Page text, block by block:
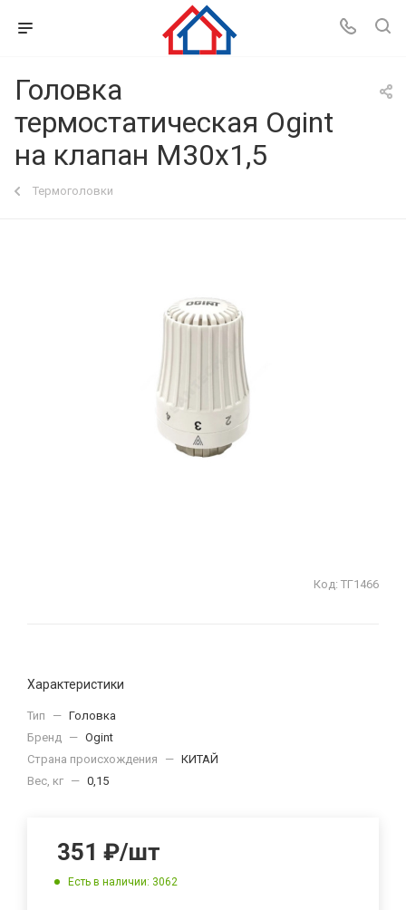
Головка
термостатическая Ogint
на клапан М30х1,5
Термоголовки
Код: ТГ1466
Характеристики
Тип — Головка
Бренд — Ogint
Страна происхождения
— КИТАЙ
Вес, кг — 0,15
351 ₽/шт
Есть в наличии: 3062